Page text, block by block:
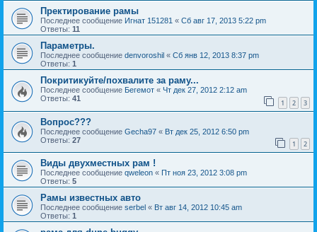
Пректирование рамы
Последнее сообщение Игнат 151281 « Сб авг 17, 2013 5:22 pm
Ответы: 11
Параметры.
Последнее сообщение denvoroshil « Сб янв 12, 2013 8:37 pm
Ответы: 1
Покритикуйте/похвалите за раму...
Последнее сообщение Бегемот « Чт дек 27, 2012 2:12 am
Ответы: 41 1 2 3
Вопрос???
Последнее сообщение Gecha97 « Вт дек 25, 2012 6:50 pm
Ответы: 27 1 2
Виды двухместных рам !
Последнее сообщение qweleon « Пт ноя 23, 2012 3:08 pm
Ответы: 5
Рамы известных авто
Последнее сообщение serbel « Вт авг 14, 2012 10:45 am
Ответы: 1